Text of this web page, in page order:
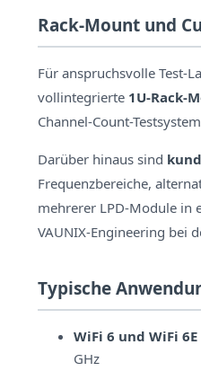
Rack-Mount und
Für anspruchsvolle Test-
vollintegrierte 1U-Rack-
Channel-Count-
Darüber hinaus sind
Frequenzbereiche,
mehrerer LPD-Module in
VAUNIX-Engineering bei
Typische
WiFi 6 und WiFi 6E
GHz